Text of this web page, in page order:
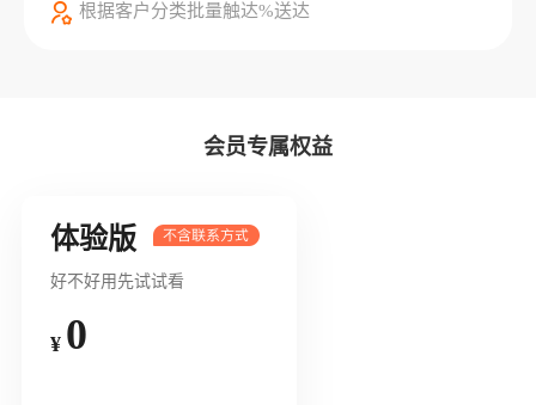
根据客户分类批量触达%送达
会员专属权益
体验版
好不好用先试试看
¥ 0